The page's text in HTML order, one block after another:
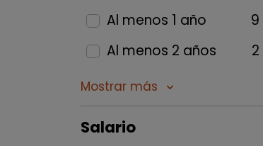
Al menos 1 año
9
Al menos 2 años
2
Mostrar más keyboard_arrow_down
Salario